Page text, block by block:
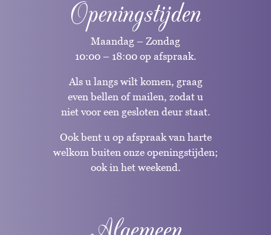
Openingstijden
Maandag – Zondag
10:00 – 18:00 op afspraak.
Als u langs wilt komen, graag
even bellen of mailen, zodat u
niet voor een gesloten deur staat.
Ook bent u op afspraak van harte
welkom buiten onze openingstijden;
ook in het weekend.